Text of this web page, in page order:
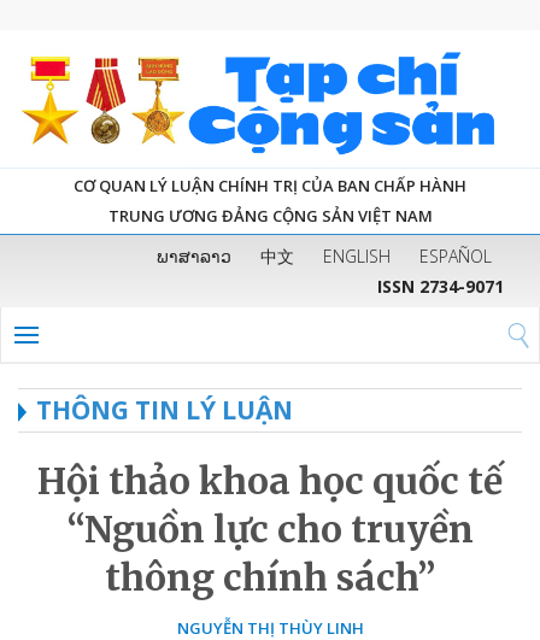
CƠ QUAN LÝ LUẬN CHÍNH TRỊ CỦA BAN CHẤP HÀNH
TRUNG ƯƠNG ĐẢNG CỘNG SẢN VIỆT NAM
ພາສາລາວ 中文 ENGLISH
ESPAÑOL
ISSN 2734-9071
THÔNG TIN LÝ LUẬN
Hội thảo khoa học quốc tế
“Nguồn lực cho truyền
thông chính sách”
NGUYỄN THỊ THÙY LINH